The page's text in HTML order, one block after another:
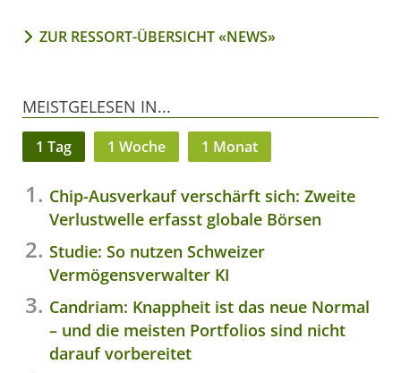
ZUR RESSORT-ÜBERSICHT «NEWS»
MEISTGELESEN IN...
1 Tag 1 Woche 1 Monat
Chip-Ausverkauf verschärft sich: Zweite
Verlustwelle erfasst globale Börsen
Studie: So nutzen Schweizer
Vermögensverwalter KI
Candriam: Knappheit ist das neue Normal
– und die meisten Portfolios sind nicht
darauf vorbereitet